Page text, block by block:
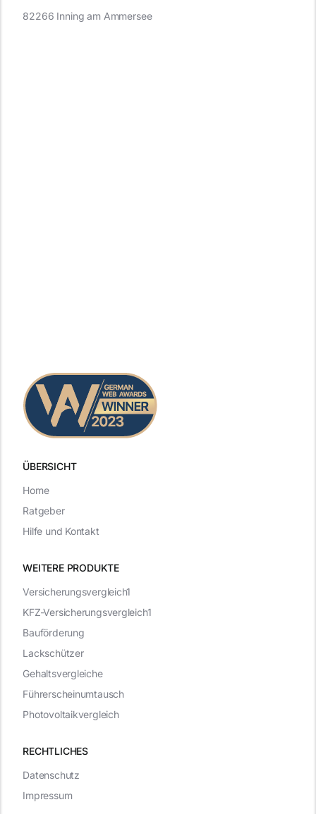
ÜBERSICHT
WEITERE PRODUKTE
RECHTLICHES
82266 Inning am Ammersee
Datenschutz
Impressum
Versicherungsvergleich1
KFZ-Versicherungsvergleich1
Bauförderung
Lackschützer
Gehaltsvergleiche
Führerscheinumtausch
Photovoltaikvergleich
Home
Ratgeber
Hilfe und Kontakt